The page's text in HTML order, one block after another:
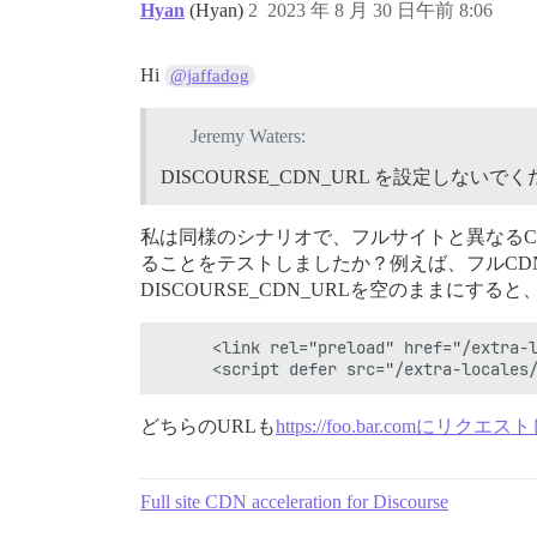
Hyan (Hyan) 2023 年 8 月 30 日午前 8:06
2
Hi @jaffadog
Jeremy Waters:
DISCOURSE_CDN_URL を設定しないでく
私は同様のシナリオで、フルサイトと異なる
ることをテストしましたか？例えば、フル
DISCOURSE_CDN_URLを空のままにする
<link rel="preload" href="/
どちらのURLもhttps://foo.bar.comにリクエス
Full site CDN acceleration for Discourse